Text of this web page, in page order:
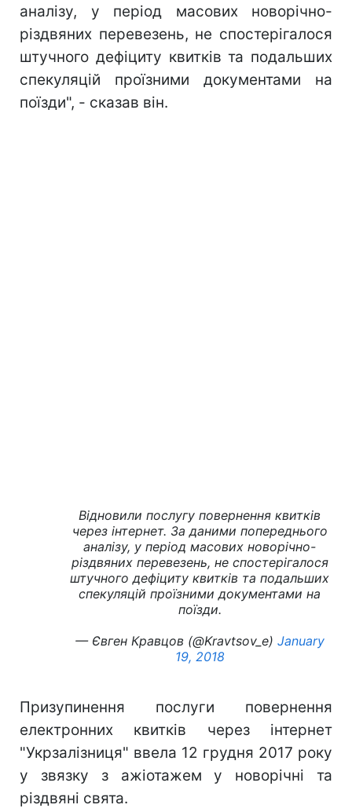
аналізу, у період масових новорічно-
різдвяних перевезень, не спостерігалося
штучного дефіциту квитків та подальших
спекуляцій проїзними документами на
поїзди", - сказав він.
Відновили послугу повернення квитків
через інтернет. За даними попереднього
аналізу, у період масових новорічно-
різдвяних перевезень, не спостерігалося
штучного дефіциту квитків та подальших
спекуляцій проїзними документами на
поїзди.
— Євген Кравцов (@Kravtsov_e) January
19, 2018
Призупинення послуги повернення
електронних квитків через інтернет
"Укрзалізниця" ввела 12 грудня 2017 року
у звязку з ажіотажем у новорічні та
різдвяні свята.